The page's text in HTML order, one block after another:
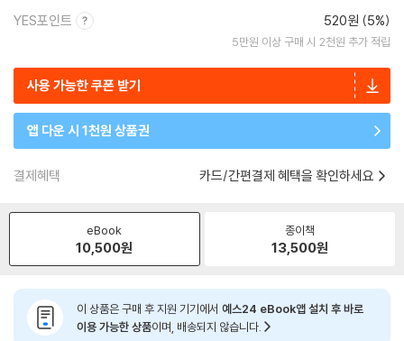
YES포인트 520원 (5%)
5만원 이상 구매 시 2천원 추가 적립
사용 가능한 쿠폰 받기
앱 다운 시 1천원 상품권
결제혜택 카드/간편결제 혜택을 확인하세요
eBook
10,500원
종이책
13,500원
이 상품은 구매 후 지원 기기에서 예스24 eBook앱 설치 후 바로
이용 가능한 상품이며, 배송되지 않습니다.